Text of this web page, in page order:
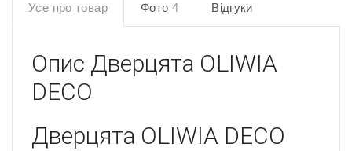
Усе про товар Фото 4 Відгуки
Опис Дверцята OLIWIA
DECO
Дверцята OLIWIA DECO